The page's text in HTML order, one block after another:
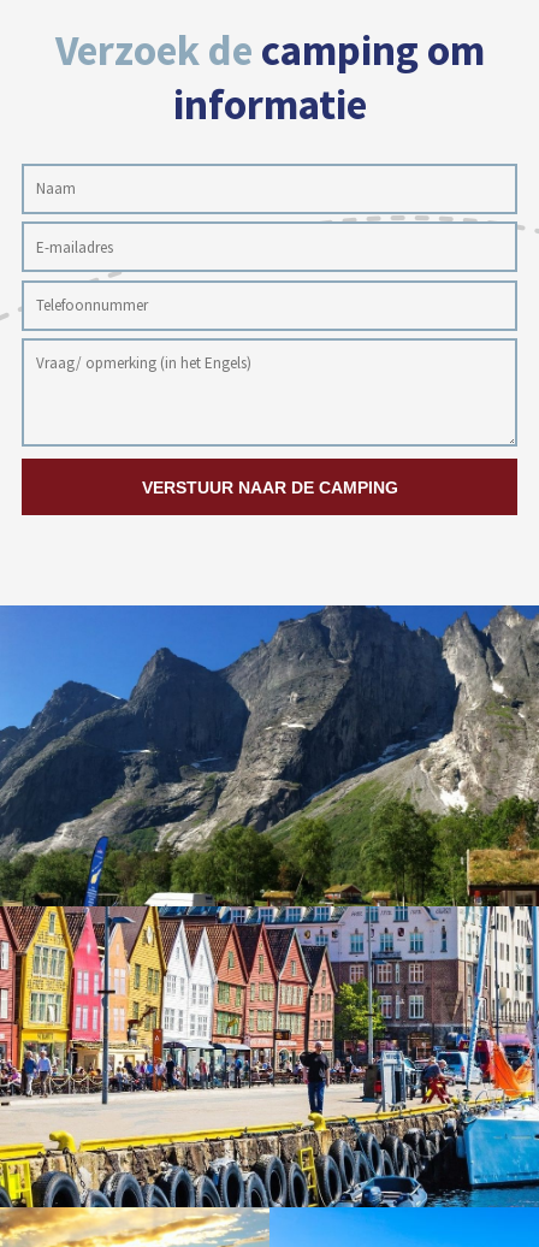
Verzoek de camping om
informatie
VERSTUUR NAAR DE CAMPING